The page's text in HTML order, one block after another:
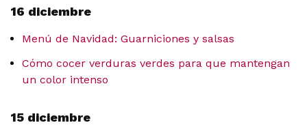
16 diciembre
Menú de Navidad: Guarniciones y salsas
Cómo cocer verduras verdes para que mantengan
un color intenso
15 diciembre